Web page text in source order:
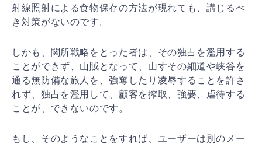
射線照射による食物保存の方法が現れても、講じるべ
き対策がないのです。
しかも、関所戦略をとった者は、その独占を濫用する
こと ができず、山賊となって、山すその細道や峡谷を
通る無防備な旅人を、強奪したり凌辱することを許さ
れず、独占を濫用して、顧客を搾取、強要、虐待する
ことが、できないのです。
もし、そのようなことをすれば、ユーザーは別のメー